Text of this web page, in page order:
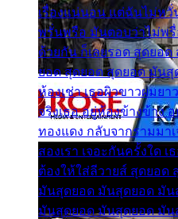
เรื่องแน่นอน แต่ฉันไม่หวั่
พรั่นพรือ มันตอบว่าไม่พรื่
ด้วยกัน ก็เลยรอด สุดยอ
ยอด สุดยอด สุดยอด มัน
ห้องเช่า เธอผิวขาวผมย
จริงเธอ อยู่ห้องข้างข้าง
ทองแดง กลับจากรามมา
สองเรา เจอะกันครั้งใด
ต้องให้ใส่ลีวายส์ สุดยอ
มันสุดยอด มันสุดยอด มั
มันสุดยอด มันสุดยอด มั